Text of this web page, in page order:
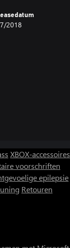
2018
XBOX-accessoires
voorschriften
epilepsie
Retouren